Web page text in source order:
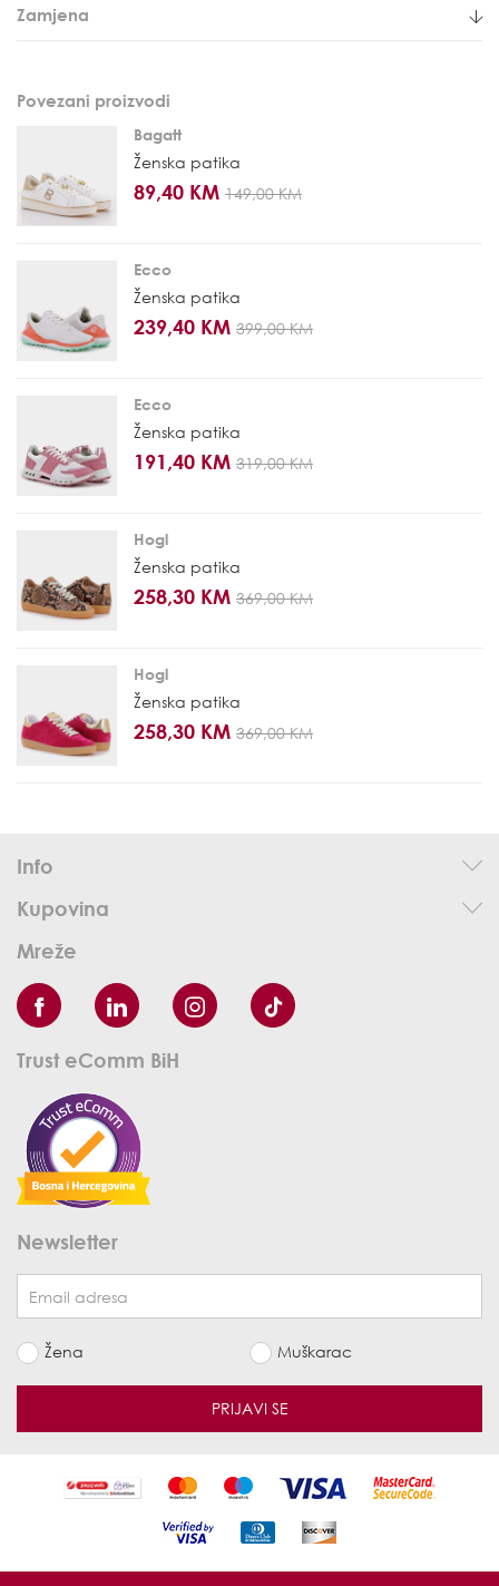
Zamjena
Povezani proizvodi
Bagatt
Ženska patika
89,40 KM 149,00 KM
Ecco
Ženska patika
239,40 KM 399,00 KM
Ecco
Ženska patika
191,40 KM 319,00 KM
Hogl
Ženska patika
258,30 KM 369,00 KM
Hogl
Ženska patika
258,30 KM 369,00 KM
Info
Kupovina
Mreže
Trust eComm BiH
Newsletter
Žena Muškarac
PRIJAVI SE